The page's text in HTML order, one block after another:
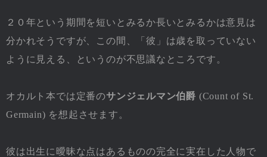
２０年という期間を短いとみるか長いとみるかは意見は
分かれそうですが、この間、「彼」は歳を取っていない
ように見える、というのが不思議なところです。
オカルト本では定番のサンジェルマン伯爵 (Count of St.
Germain) を想起させます。
彼は出生に曖昧な点はあるものの完全に実在した人物で